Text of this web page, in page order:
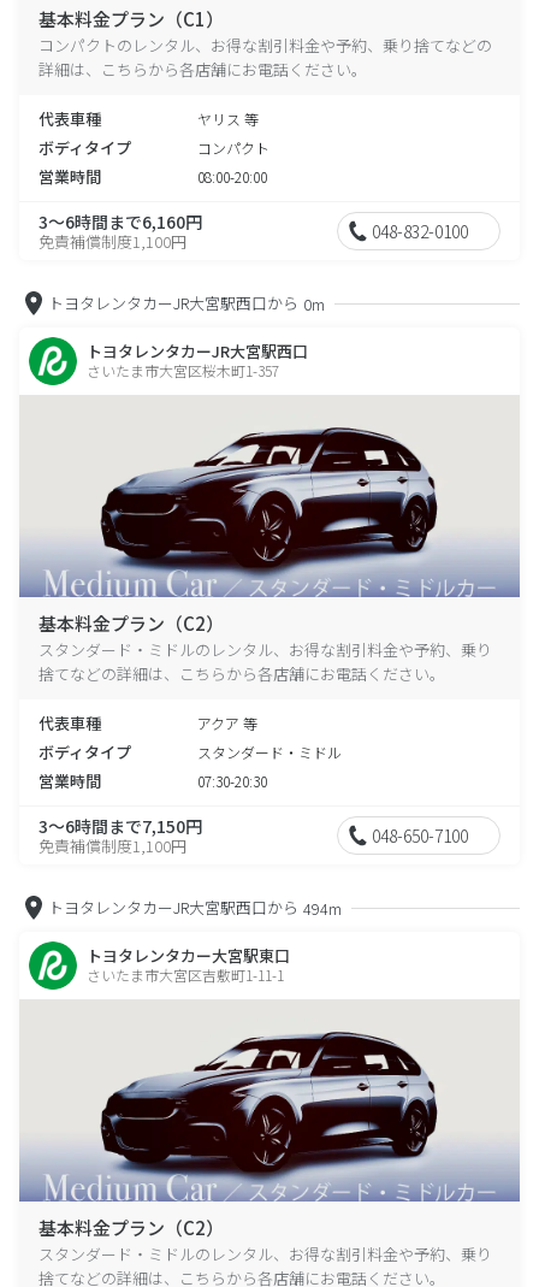
基本料金プラン（C1）
コンパクトのレンタル、お得な割引料金や予約、乗り捨てなどの
詳細は、こちらから各店舗にお電話ください。
代表車種 ヤリス 等
ボディタイプ コンパクト
営業時間 08:00-20:00
3～6時間まで6,160円
免責補償制度1,100円 048-832-0100
トヨタレンタカーJR大宮駅西口から 0m
トヨタレンタカーJR大宮駅西口
さいたま市大宮区桜木町1-357
基本料金プラン（C2）
スタンダード・ミドルのレンタル、お得な割引料金や予約、乗り
捨てなどの詳細は、こちらから各店舗にお電話ください。
代表車種 アクア 等
ボディタイプ スタンダード・ミドル
営業時間 07:30-20:30
3～6時間まで7,150円
免責補償制度1,100円 048-650-7100
トヨタレンタカーJR大宮駅西口から 494m
トヨタレンタカー大宮駅東口
さいたま市大宮区吉敷町1-11-1
基本料金プラン（C2）
スタンダード・ミドルのレンタル、お得な割引料金や予約、乗り
捨てなどの詳細は、こちらから各店舗にお電話ください。